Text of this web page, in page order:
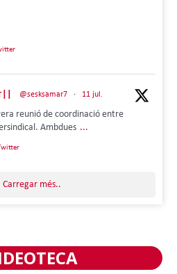
@sesksamar7 · 11 jul.
reunió de coordinació entre
Ambdues ...
Carregar més..